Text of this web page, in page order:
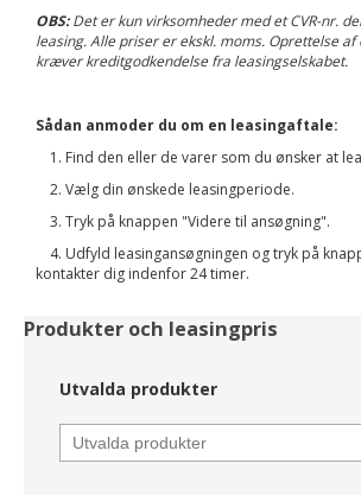
OBS:Det er kun virksomheder med et CVR-nr.
leasing. Alle priser er ekskl. moms. Oprettelse
kræver kreditgodkendelse fra leasingselskabet.
Sådan anmoder du om en leasingaftale:
1. Find den eller de varer som du ønsker at
2. Vælg din ønskede leasingperiode.
3. Tryk på knappen "Videre til ansøgning".
4. Udfyld leasingansøgningen og tryk på
kontakter dig indenfor 24 timer.
Produkter och leasingpris
Utvalda produkter